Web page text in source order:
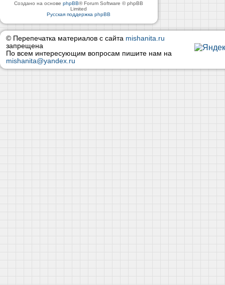
Создано на основеphpBB® Forum Software © phpBB
Limited
Русская поддержка phpBB
© Перепечатка материалов с сайта mishanita.ru
запрещена
По всем интересующим вопросам пишите нам на
mishanita@yandex.ru